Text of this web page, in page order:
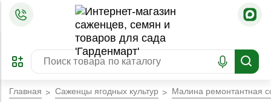
ПРЕДЗАКАЗ
ЗАБРОНИРОВАТЬ
ЛУЧШЕЕ
Главная Саженцы ягодных культур Малина ремонтантная